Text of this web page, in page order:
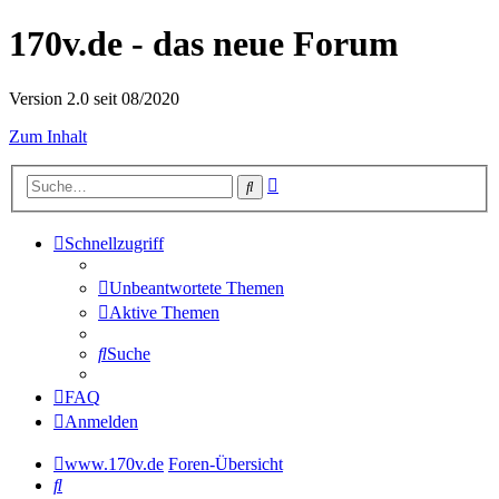
170v.de - das neue Forum
Version 2.0 seit 08/2020
Zum Inhalt
Suche
Schnellzugriff
Unbeantwortete Themen
Aktive Themen
Suche
FAQ
Anmelden
www.170v.de Foren-Übersicht
Suche